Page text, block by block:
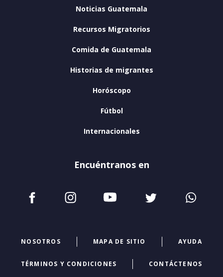
Noticias Guatemala
Recursos Migratorios
Comida de Guatemala
Historias de migrantes
Horóscopo
Fútbol
Internacionales
Encuéntranos en
NOSOTROS MAPA DE SITIO AYUDA
TÉRMINOS Y CONDICIONES CONTÁCTENOS